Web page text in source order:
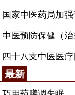
国家中医药局加
四十八支中医医
最新